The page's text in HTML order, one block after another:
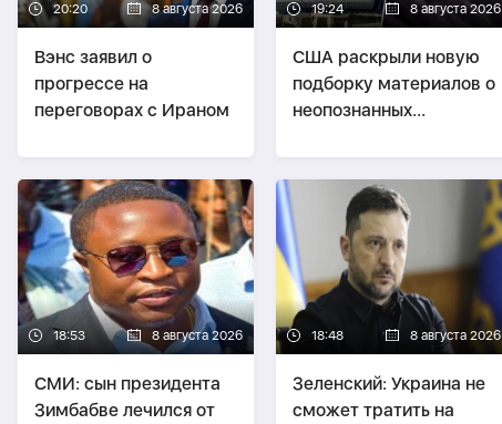
20:20 8 августа 2026
Вэнс заявил о
прогрессе на
переговорах с Ираном
19:24 8 августа 2026
США раскрыли новую
подборку материалов о
неопознанных
18:53 8 августа 2026
СМИ: сын президента
Зимбабве лечился от
18:48 8 августа 2026
Зеленский: Украина не
сможет тратить на